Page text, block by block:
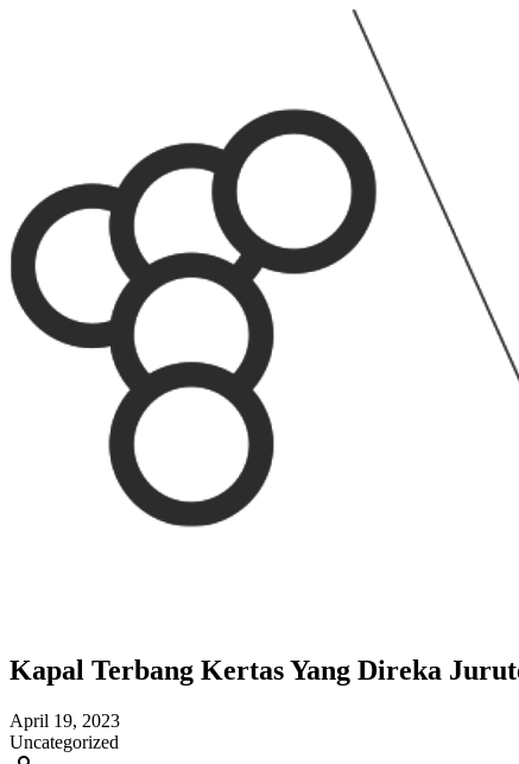
Kapal Terbang Kertas Yang Direka
April 19, 2023
Uncategorized